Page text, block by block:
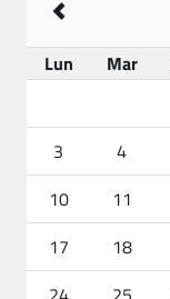
Lun
Mar
3
4
10
11
17
18